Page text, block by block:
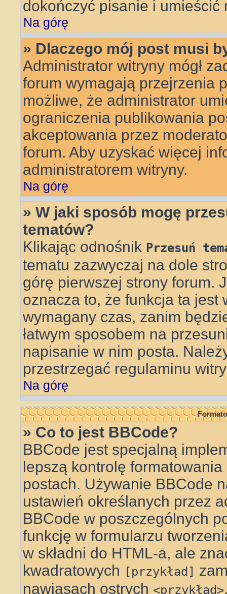
dokończyć pisanie i umieścić
Na górę
» Dlaczego mój post musi
Administrator witryny mógł
forum wymagają przejrzenia
możliwe, że administrator
ograniczenia publikowania
akceptowania przez
forum. Aby uzyskać więcej
administratorem witryny.
Na górę
» W jaki sposób mogę
tematów?
Klikając odnośnik Przesuń
tematu zazwyczaj na dole
górę pierwszej strony forum.
oznacza to, że funkcja ta jest
wymagany czas, zanim
łatwym sposobem na
napisanie w nim posta.
przestrzegać regulaminu
Na górę
» Co to jest BBCode?
BBCode jest specjalną
lepszą kontrolę
postach. Używanie BBCode
ustawień określanych przez
BBCode w poszczególnych
funkcję w formularzu
w składni do HTML-a, ale
kwadratowych
[przykład]
nawiasach ostrych <przykład>